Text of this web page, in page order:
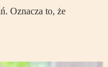
Oznacza to, że